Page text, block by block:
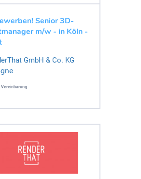
Senior 3D-
m/w - in Köln -
GmbH & Co. KG
Vereinbarung